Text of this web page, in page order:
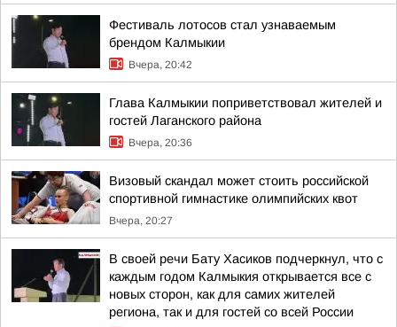
Фестиваль лотосов стал узнаваемым
брендом Калмыкии
Вчера, 20:42
Глава Калмыкии поприветствовал жителей и
гостей Лаганского района
Вчера, 20:36
Визовый скандал может стоить российской
спортивной гимнастике олимпийских квот
Вчера, 20:27
В своей речи Бату Хасиков подчеркнул, что с
каждым годом Калмыкия открывается все с
новых сторон, как для самих жителей
региона, так и для гостей со всей России